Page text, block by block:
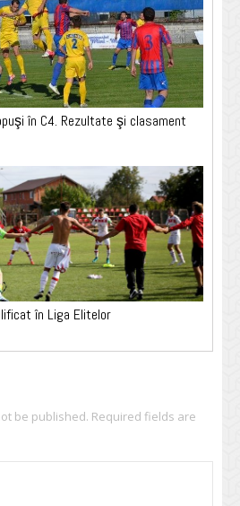
în C4. Rezultate şi clasament
în Liga Elitelor
be published. Required fields are